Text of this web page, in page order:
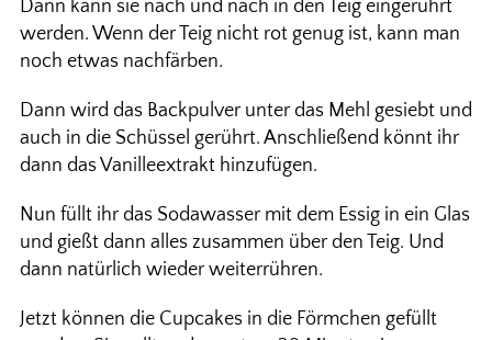
Dann kann sie nach und nach in den Teig eingerührt
werden. Wenn der Teig nicht rot genug ist, kann man
noch etwas nachfärben.
Dann wird das Backpulver unter das Mehl gesiebt und
auch in die Schüssel gerührt. Anschließend könnt ihr
dann das Vanilleextrakt hinzufügen.
Nun füllt ihr das Sodawasser mit dem Essig in ein Glas
und gießt dann alles zusammen über den Teig. Und
dann natürlich wieder weiterrühren.
Jetzt können die Cupcakes in die Förmchen gefüllt